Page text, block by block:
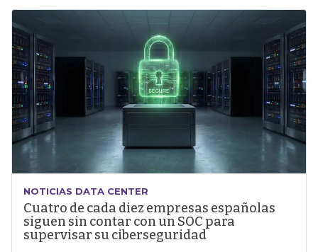
NOTICIAS DATA CENTER
Cuatro de cada diez empresas españolas
siguen sin contar con un SOC para
supervisar su ciberseguridad